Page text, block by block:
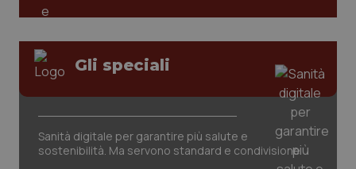
Gli speciali
Sanità digitale per garantire più salute e
sostenibilità. Ma servono standard e condivisione